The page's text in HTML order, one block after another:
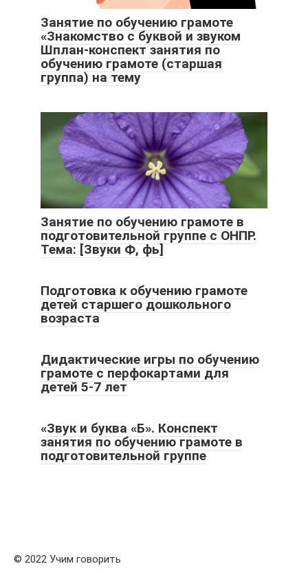
Занятие по обучению грамоте
«Знакомство с буквой и звуком
Шплан-конспект занятия по
обучению грамоте (старшая
группа) на тему
Занятие по обучению грамоте в
подготовительной группе с ОНПР.
Тема: [Звуки Ф, фь]
Подготовка к обучению грамоте
детей старшего дошкольного
возраста
Дидактические игры по обучению
грамоте с перфокартами для
детей 5-7 лет
«Звук и буква «Б». Конспект
занятия по обучению грамоте в
подготовительной группе
© 2022 Учим говорить